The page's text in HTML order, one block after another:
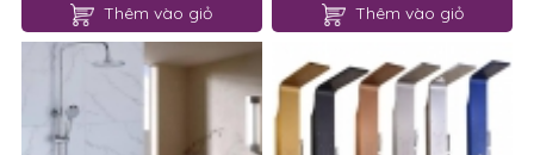
Thêm vào giỏ Thêm vào giỏ